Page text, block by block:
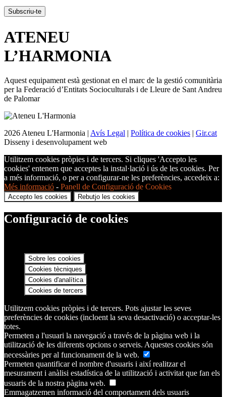
ATENEU
L’HARMONIA
Aquest equipament està gestionat en el marc de la gestió comunitària
per la Federació d’Entitats Socioculturals i de Lleure de Sant Andreu
de Palomar
2026 Ateneu L'Harmonia | Avís Legal | Política de cookies | Gir.cat
Disseny i desenvolupament web
Utilitzem cookies pròpies i de tercers. Si cliques 'Accepto les
cookies' entenem que acceptes la instal·lació i ús de les cookies. Per
a més informació, o per a configurar-ne les preferències, accedeix a:
Més informació - Panell de Configuració de Cookies
Accepto les cookies Rebutjo les cookies
Configuració de cookies
Sobre les cookies
Cookies tècniques
Cookies d'analítica
Cookies de tercers
Utilitzem cookies pròpies i de tercers. Pots ajustar les seves
preferències de cookies (incloent la seva desactivació) o acceptar-les
totes.
Permeten a l'usuari la navegació a través de la pàgina web i la
utilització de les diferents opcions o serveis. Aquestes cookies són
necessàries per al funcionament de la web.
Permeten quantificar el nombre d'usuaris i així realitzar el
mesurament i anàlisi estadística de la utilització i activitat que fan els
usuaris de la nostra pàgina web.
Emmagatzemen informació del comportament dels usuaris